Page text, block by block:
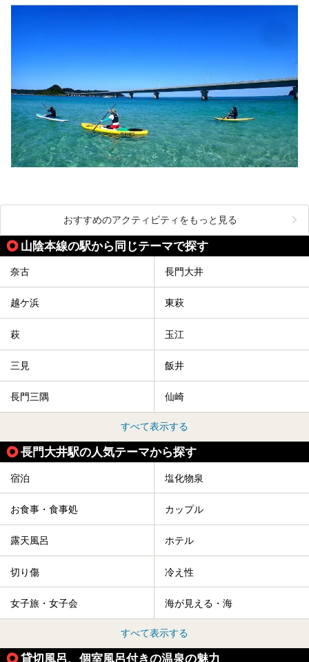
おすすめのアクティビティをもっと見る
山陰本線の駅から同じテーマで探す
奈古 長門大井
越ケ浜 東萩
萩 玉江
三見 飯井
長門三隅 仙崎
すべて表示する
長門大井駅の人気テーマから探す
宿泊 塩化物泉
お食事・食事処 カップル
露天風呂 ホテル
切り傷 冷え性
女子旅・女子会 海が見える・海
すべて表示する
貸切風呂、個室風呂付きの温泉の魅力